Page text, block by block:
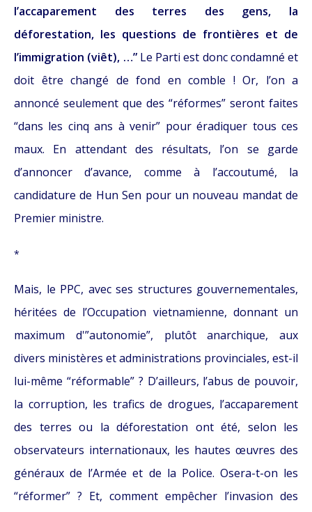
l’accaparement des terres des gens, la
déforestation, les questions de frontières et de
l’immigration (viêt), …” Le Parti est donc condamné et
doit être changé de fond en comble ! Or, l’on a
annoncé seulement que des “réformes” seront faites
“dans les cinq ans à venir” pour éradiquer tous ces
maux. En attendant des résultats, l’on se garde
d’annoncer d’avance, comme à l’accoutumé, la
candidature de Hun Sen pour un nouveau mandat de
Premier ministre.
*
Mais, le PPC, avec ses structures gouvernementales,
héritées de l’Occupation vietnamienne, donnant un
maximum d'”autonomie”, plutôt anarchique, aux
divers ministères et administrations provinciales, est-il
lui-même “réformable” ? D’ailleurs, l’abus de pouvoir,
la corruption, les trafics de drogues, l’accaparement
des terres ou la déforestation ont été, selon les
observateurs internationaux, les hautes œuvres des
généraux de l’Armée et de la Police. Osera-t-on les
“réformer” ? Et, comment empêcher l’invasion des